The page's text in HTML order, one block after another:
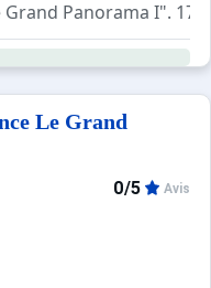
Panorama I".
Le Grand
0/5 Avis